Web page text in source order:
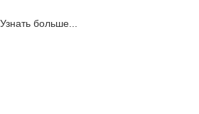
Узнать больше...